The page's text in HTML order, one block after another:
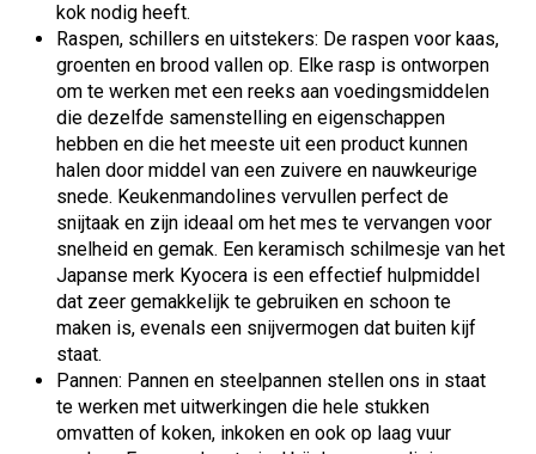
kok nodig heeft.
Raspen, schillers en uitstekers: De raspen voor kaas,
groenten en brood vallen op. Elke rasp is ontworpen
om te werken met een reeks aan voedingsmiddelen
die dezelfde samenstelling en eigenschappen
hebben en die het meeste uit een product kunnen
halen door middel van een zuivere en nauwkeurige
snede. Keukenmandolines vervullen perfect de
snijtaak en zijn ideaal om het mes te vervangen voor
snelheid en gemak. Een keramisch schilmesje van het
Japanse merk Kyocera is een effectief hulpmiddel
dat zeer gemakkelijk te gebruiken en schoon te
maken is, evenals een snijvermogen dat buiten kijf
staat.
Pannen: Pannen en steelpannen stellen ons in staat
te werken met uitwerkingen die hele stukken
omvatten of koken, inkoken en ook op laag vuur